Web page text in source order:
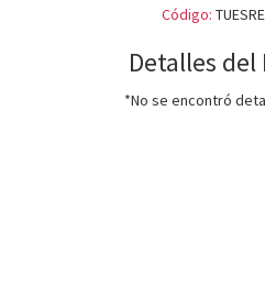
Código:
Detalles
*No se encontró